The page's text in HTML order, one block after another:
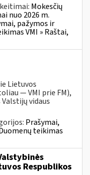
Mokesčių
nuo 2026 m.
pažymos ir
VMI » Raštai,
Lietuvos
— VMI prie FM),
vidaus
Prašymai,
teikimas
Respublikos